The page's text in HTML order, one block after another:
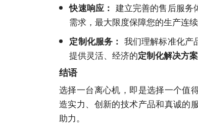
快速响应： 建立完善的售后服务
需求，最大限度保障您的生产连续
定制化服务 ： 我们理解标准化产
提供灵活、经济的定制化解决方案
结语
选择一台离心机，即是选择一个值
造实力、创新的技术产品和真诚的
助力。